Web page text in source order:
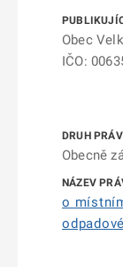
Obec
IČO:
Obecně
o